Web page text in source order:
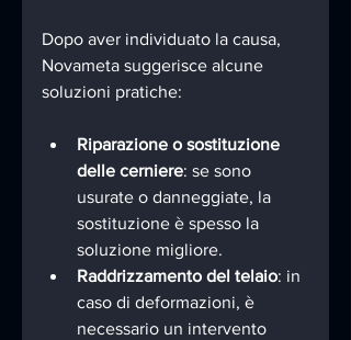
Dopo aver individuato la causa,
Novameta suggerisce alcune
soluzioni pratiche:
Riparazione o sostituzione
delle cerniere: se sono
usurate o danneggiate, la
sostituzione è spesso la
soluzione migliore.
Raddrizzamento del telaio: in
caso di deformazioni, è
necessario un intervento